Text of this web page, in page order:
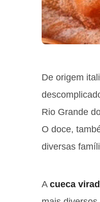
De origem
Rio Grande
O doce,
diversas
A cueca